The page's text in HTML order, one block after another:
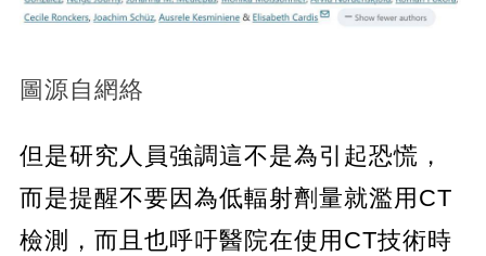
圖源自網絡
但是研究人員強調這不是為引起恐慌，
而是提醒不要因為低輻射劑量就濫用CT
檢測，而且也呼吁醫院在使用CT技術時